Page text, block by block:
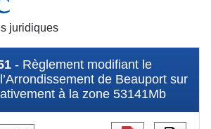
juridiques
- Règlement modifiant le
de Beauport sur
à la zone 53141Mb